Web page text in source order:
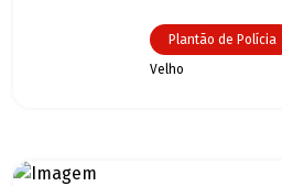
Plantão de Polícia
Velho